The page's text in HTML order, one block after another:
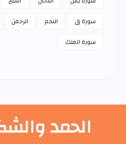
سورة ق
النجم الرحمن
سورة الملك
الحمد